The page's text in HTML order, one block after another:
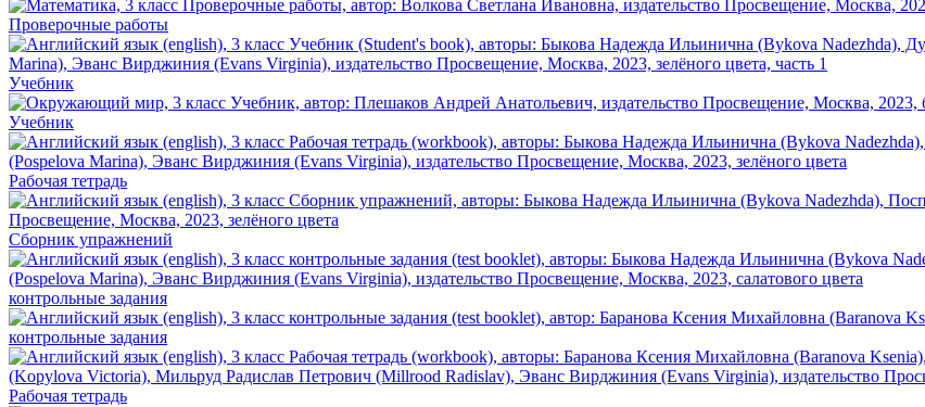
Проверочные работы
Учебник
Учебник
Рабочая тетрадь
Сборник упражнений
контрольные задания
контрольные задания
Рабочая тетрадь